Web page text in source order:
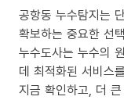
공항동 누수탐지는
확보하는 중요한 선
누수도사는 누수의
데 최적화된 서비스
지금 확인하고, 더